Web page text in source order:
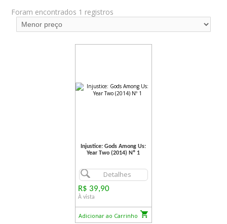
Foram encontrados 1 registros
Injustice: Gods Among Us:
Year Two (2014) Nº 1
Detalhes
R$ 39,90
À vista
Adicionar ao Carrinho